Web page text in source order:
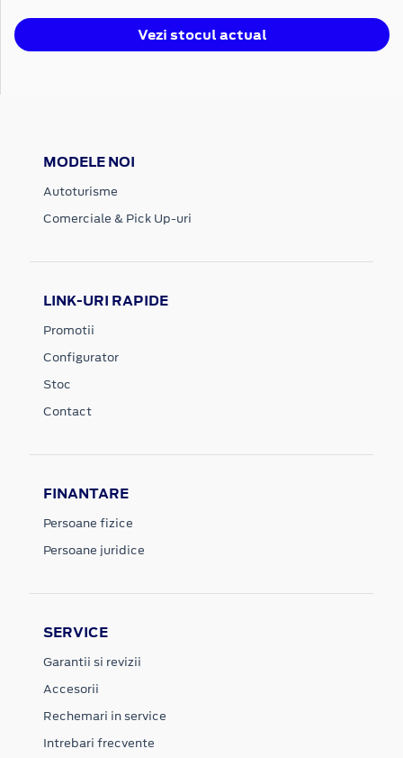
Vezi stocul actual
MODELE NOI
Autoturisme
Comerciale & Pick Up-uri
LINK-URI RAPIDE
Promotii
Configurator
Stoc
Contact
FINANTARE
Persoane fizice
Persoane juridice
SERVICE
Garantii si revizii
Accesorii
Rechemari in service
Intrebari frecvente